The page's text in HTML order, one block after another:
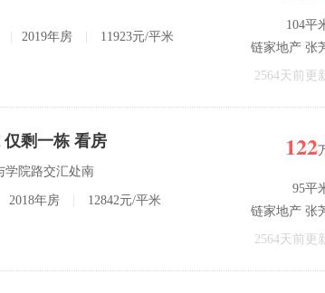
2019年房 11923元/平米
104平
链家地产 张
2564天前更
剩一栋 看房
学院路交汇处南
2018年房 12842元/平米
122
95平
链家地产 张
2564天前更